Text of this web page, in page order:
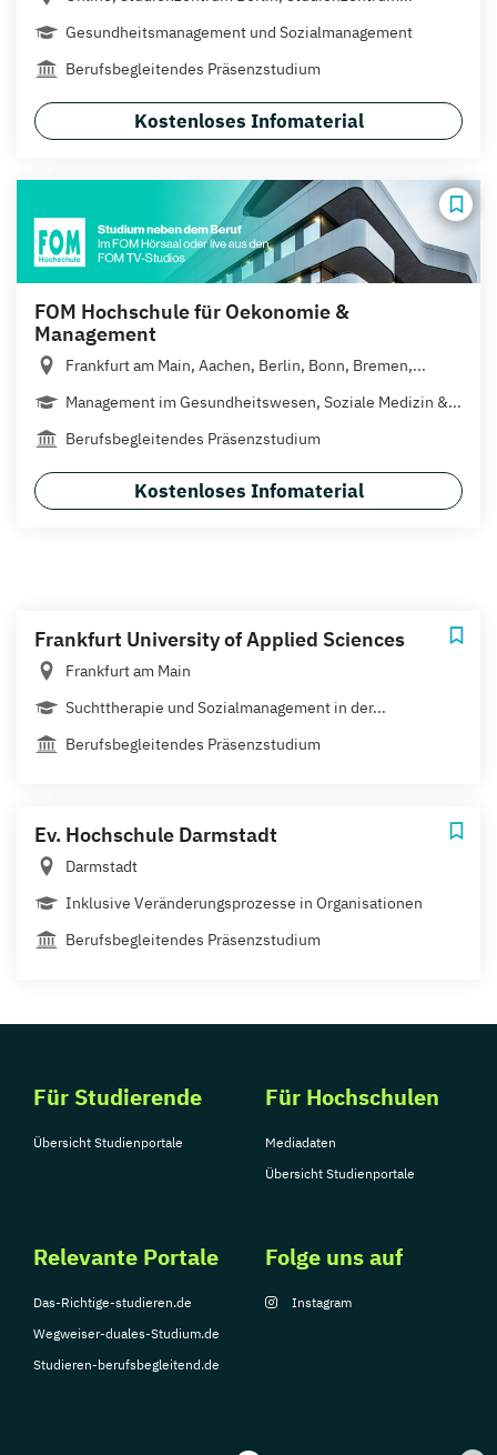
Gesundheitsmanagement und Sozialmanagement
Berufsbegleitendes Präsenzstudium
Kostenloses Infomaterial
FOM Hochschule für Oekonomie &
Management
Frankfurt am Main, Aachen, Berlin, Bonn, Bremen,...
Management im Gesundheitswesen, Soziale Medizin &...
Berufsbegleitendes Präsenzstudium
Kostenloses Infomaterial
Frankfurt University of Applied Sciences
Frankfurt am Main
Suchttherapie und Sozialmanagement in der...
Berufsbegleitendes Präsenzstudium
Ev. Hochschule Darmstadt
Darmstadt
Inklusive Veränderungsprozesse in Organisationen
Berufsbegleitendes Präsenzstudium
Für Studierende
Übersicht Studienportale
Für Hochschulen
Mediadaten
Übersicht Studienportale
Relevante Portale
Das-Richtige-studieren.de
Wegweiser-duales-Studium.de
Studieren-berufsbegleitend.de
Folge uns auf
Instagram